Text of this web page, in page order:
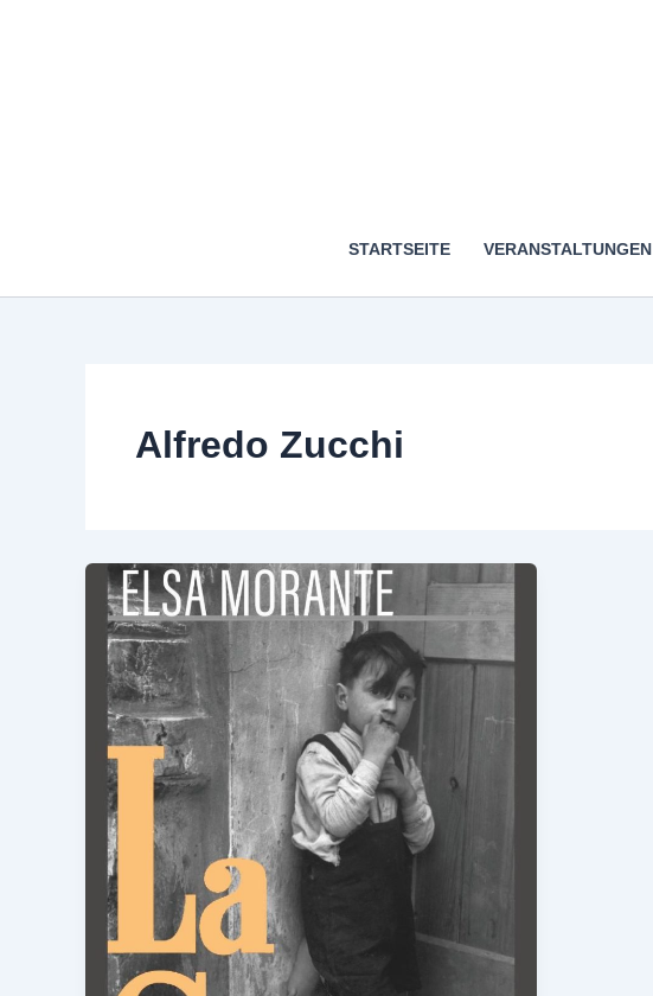
STARTSEITE VERANSTALTUNGEN
Alfredo Zucchi